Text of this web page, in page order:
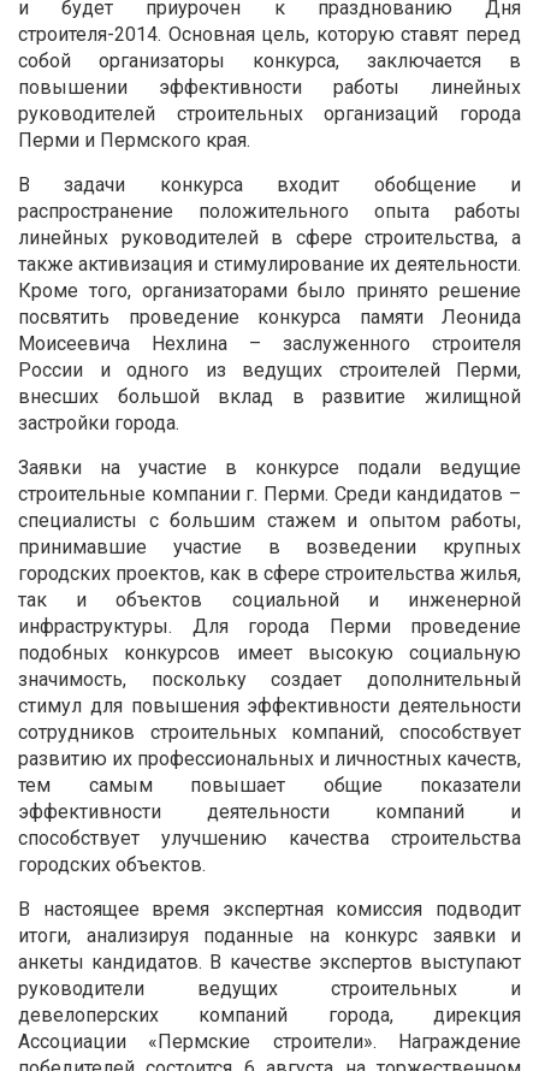
и будет приурочен к празднованию Дня
строителя-2014. Основная цель, которую ставят перед
собой организаторы конкурса, заключается в
повышении эффективности работы линейных
руководителей строительных организаций города
Перми и Пермского края.
В задачи конкурса входит обобщение и
распространение положительного опыта работы
линейных руководителей в сфере строительства, а
также активизация и стимулирование их деятельности.
Кроме того, организаторами было принято решение
посвятить проведение конкурса памяти Леонида
Моисеевича Нехлина – заслуженного строителя
России и одного из ведущих строителей Перми,
внесших большой вклад в развитие жилищной
застройки города.
Заявки на участие в конкурсе подали ведущие
строительные компании г. Перми. Среди кандидатов –
специалисты с большим стажем и опытом работы,
принимавшие участие в возведении крупных
городских проектов, как в сфере строительства жилья,
так и объектов социальной и инженерной
инфраструктуры. Для города Перми проведение
подобных конкурсов имеет высокую социальную
значимость, поскольку создает дополнительный
стимул для повышения эффективности деятельности
сотрудников строительных компаний, способствует
развитию их профессиональных и личностных качеств,
тем самым повышает общие показатели
эффективности деятельности компаний и
способствует улучшению качества строительства
городских объектов.
В настоящее время экспертная комиссия подводит
итоги, анализируя поданные на конкурс заявки и
анкеты кандидатов. В качестве экспертов выступают
руководители ведущих строительных и
девелоперских компаний города, дирекция
Ассоциации «Пермские строители». Награждение